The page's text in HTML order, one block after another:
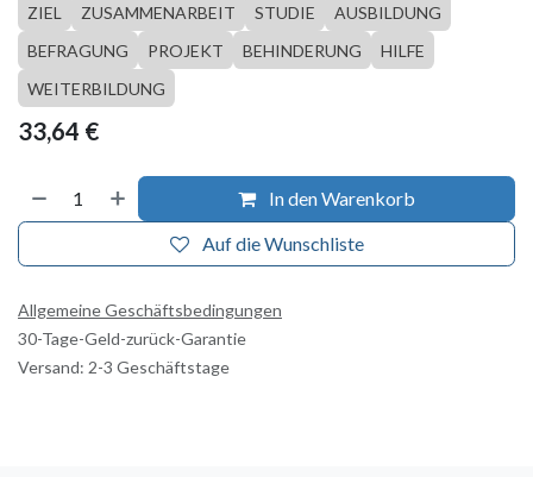
ZIEL ZUSAMMENARBEIT STUDIE
AUSBILDUNG
BEFRAGUNG
PROJEKT BEHINDERUNG
HILFE
WEITERBILDUNG
33,64 €
In den Warenkorb
Auf die Wunschliste
Allgemeine Geschäftsbedingungen
30-Tage-Geld-zurück-Garantie
Versand: 2-3 Geschäftstage